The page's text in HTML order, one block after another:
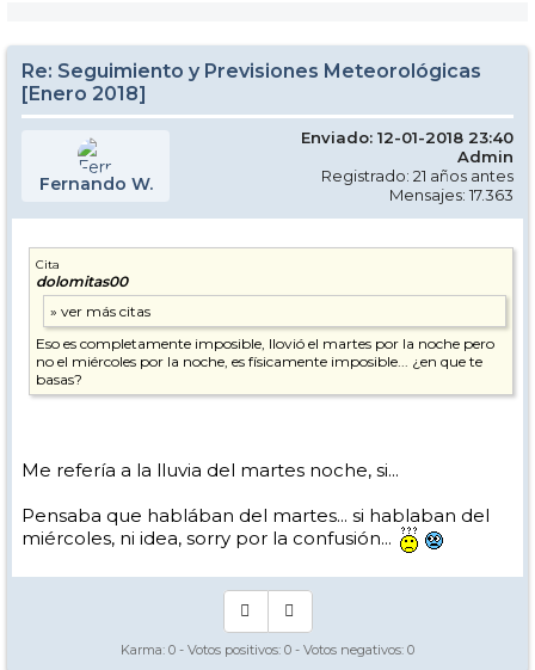
Re: Seguimiento y Previsiones Meteorológicas
[Enero 2018]
Fernando W.
Enviado: 12-01-2018 23:40
Admin
Registrado: 21 años antes
Mensajes: 17.363
Cita
dolomitas00
Eso es completamente imposible, llovió el martes por la noche pero
no el miércoles por la noche, es físicamente imposible... ¿en que te
basas?
Me refería a la lluvia del martes noche, si...
Pensaba que hablában del martes... si hablaban del
miércoles, ni idea, sorry por la confusión...
Karma: 0 - Votos positivos: 0 - Votos negativos: 0